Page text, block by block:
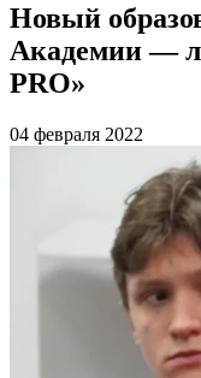
Новый
Академии —
PRO»
04 февраля 2022